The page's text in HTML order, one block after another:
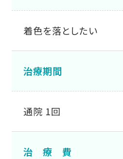
着色を落としたい
治療期間
通院 1回
治 療 費